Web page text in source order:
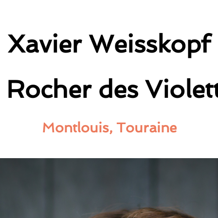
Xavier Weisskopf
Rocher des
Montlouis, Touraine